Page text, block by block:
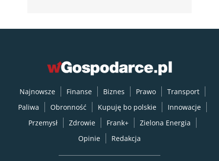
Najnowsze Finanse Biznes Prawo
Transport
Paliwa
Obronność Kupuję bo polskie
Innowacje
Przemysł
Zdrowie Frank+
Zielona Energia
Opinie
Redakcja